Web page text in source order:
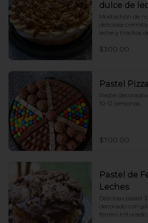
dulce de
Mostachón de
deliciosa
leche y trocitos
$300.00
Pastel Pizza
Pastel decorado
10-12 personas.
$700.00
Pastel de
Leches
Delicioso pastel
decorado con
ferrero triturado.